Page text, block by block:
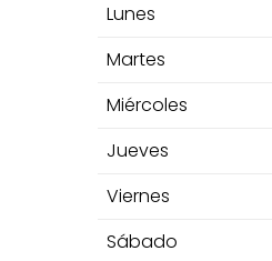
Lunes
Martes
Miércoles
Jueves
Viernes
Sábado